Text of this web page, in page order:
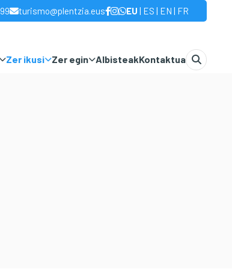
turismo@plentzia.eus EU | ES | EN | FR
Zer ikusi Zer egin AlbisteakKontaktua